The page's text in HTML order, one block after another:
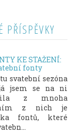
PŘÍSPĚVKY
KE STAŽENÍ:
fonty
svatební sezóna
jsem se na ni
z mnoha
z nich je
fontů, které